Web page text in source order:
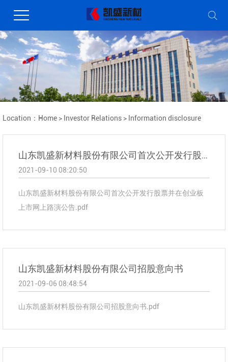
Location： Home > Investor Relations > Information disclosure
山东凯盛新材料股份有限公司首次公开发行股票并在创业板上市网上路演公告
2021-09-10 08:20:50
山东凯盛新材料股份有限公司首次公开发行股票并在创业板
上市网上路演公告.pdf
山东凯盛新材料股份有限公司招股意向书
2021-09-06 08:48:54
山东凯盛新材料股份有限公司招股意向书.pdf